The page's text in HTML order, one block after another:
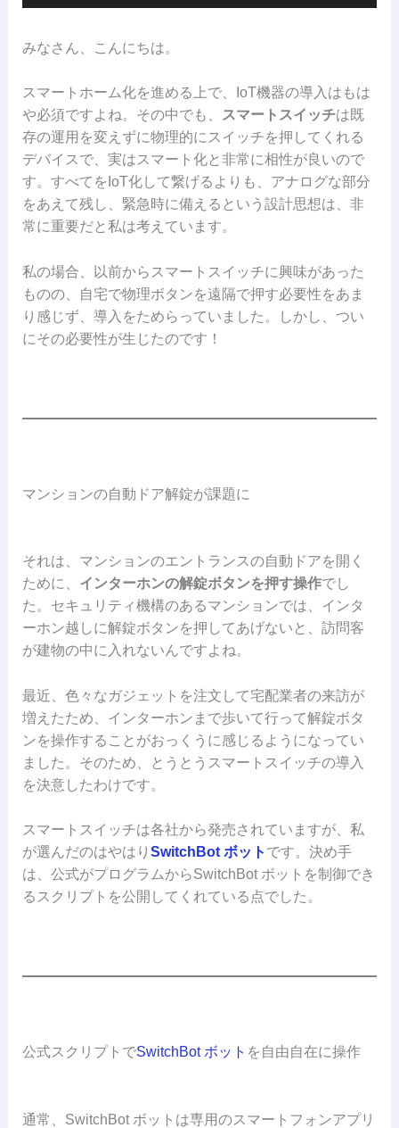
みなさん、こんにちは。
スマートホーム化を進める上で、IoT機器の導入はもは
や必須ですよね。その中でも、
スマートスイッチは既
存の運用を変えずに物理的にスイッチを押してくれる
デバイスで、実はスマート化と非常に相性が良いので
す。すべてをIoT化して繋げるよりも、アナログな部分
をあえて残し、緊急時に備えるという設計思想は、非
常に重要だと私は考えています。
私の場合、以前からスマートスイッチに興味があった
ものの、自宅で物理ボタンを遠隔で押す必要性をあま
り感じず、導入をためらっていました。しかし、つい
にその必要性が生じたのです！
マンションの自動ドア解錠が課題に
それは、マンションのエントランスの自動ドアを開く
ために、 インターホンの解錠ボタンを押す操作でし
た。セキュリティ機構のあるマンションでは、インタ
ーホン越しに解錠ボタンを押してあげないと、訪問客
が建物の中に入れないんですよね。
最近、色々なガジェットを注文して宅配業者の来訪が
増えたため、インターホンまで歩いて行って解錠ボタ
ンを操作することがおっくうに感じるようになってい
ました。そのため、とうとうスマートスイッチの導入
を決意したわけです。
スマートスイッチは各社から発売されていますが、私
が選んだのはやはり SwitchBot ボット です。決め手
は、公式がプログラムからSwitchBot ボットを制御でき
るスクリプトを公開してくれている点でした。
公式スクリプトでSwitchBot ボット を自由自在に操作
通常、SwitchBot ボットは専用のスマートフォンアプリ